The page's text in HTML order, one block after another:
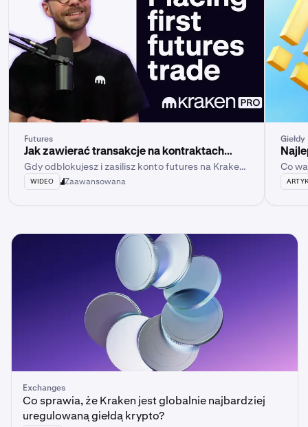
Futures
Jak zawierać transakcje na kontraktach
futures w Kraken Pro
Gdy odblokujesz i zasilisz konto futures na Kraken
Pro, możesz zawrzeć swoją pierwszą transakcję na
kontraktach futures.
WIDEO Zaawansowana
Giełdy
Co
Exchanges
Co sprawia, że Kraken jest globalnie najbardziej
uregulowaną giełdą krypto?